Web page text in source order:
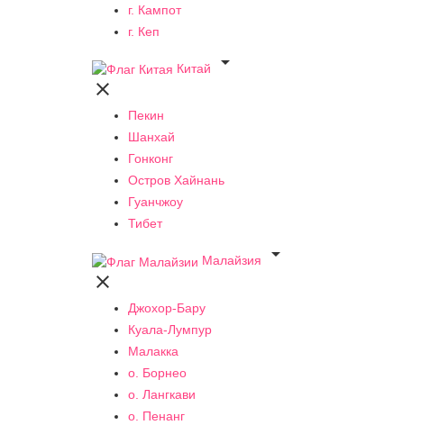
г. Кампот
г. Кеп
Китай


Пекин
Шанхай
Гонконг
Остров Хайнань
Гуанчжоу
Тибет
Малайзия


Джохор-Бару
Куала-Лумпур
Малакка
о. Борнео
о. Лангкави
о. Пенанг